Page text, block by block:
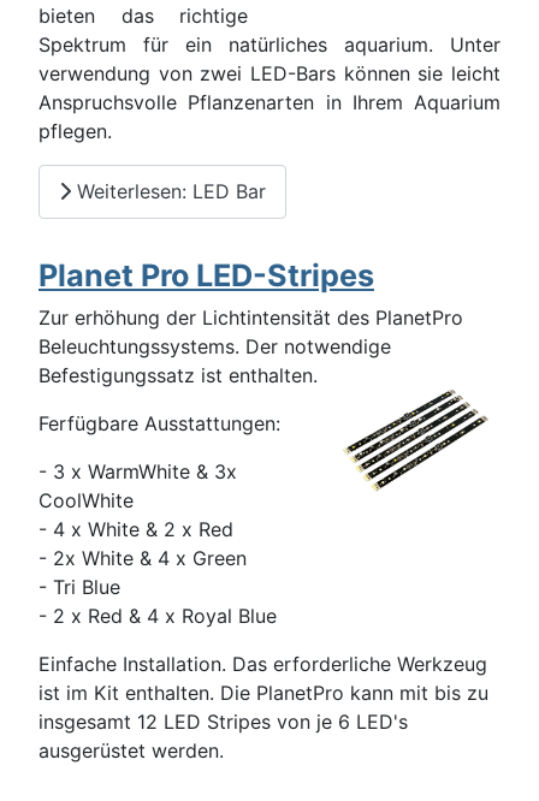
bieten das richtige
Spektrum für ein natürliches aquarium. Unter
verwendung von zwei LED-Bars können sie leicht
Anspruchsvolle Pflanzenarten in Ihrem Aquarium
pflegen.
Weiterlesen: LED Bar
Planet Pro LED-Stripes
Zur erhöhung der Lichtintensität des PlanetPro
Beleuchtungssystems. Der notwendige
Befestigungssatz ist enthalten.
Ferfügbare Ausstattungen:
- 3 x WarmWhite & 3x
CoolWhite
- 4 x White & 2 x Red
- 2x White & 4 x Green
- Tri Blue
- 2 x Red & 4 x Royal Blue
Einfache Installation. Das erforderliche Werkzeug
ist im Kit enthalten. Die PlanetPro kann mit bis zu
insgesamt 12 LED Stripes von je 6 LED's
ausgerüstet werden.